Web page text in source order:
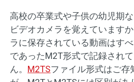
高校の卒業式や子供の幼児期
ビデオカメラを覚えています
ラに保存されている動画はす
であったM2T形式で記録され
ん。 M2TSファイル形式はご存